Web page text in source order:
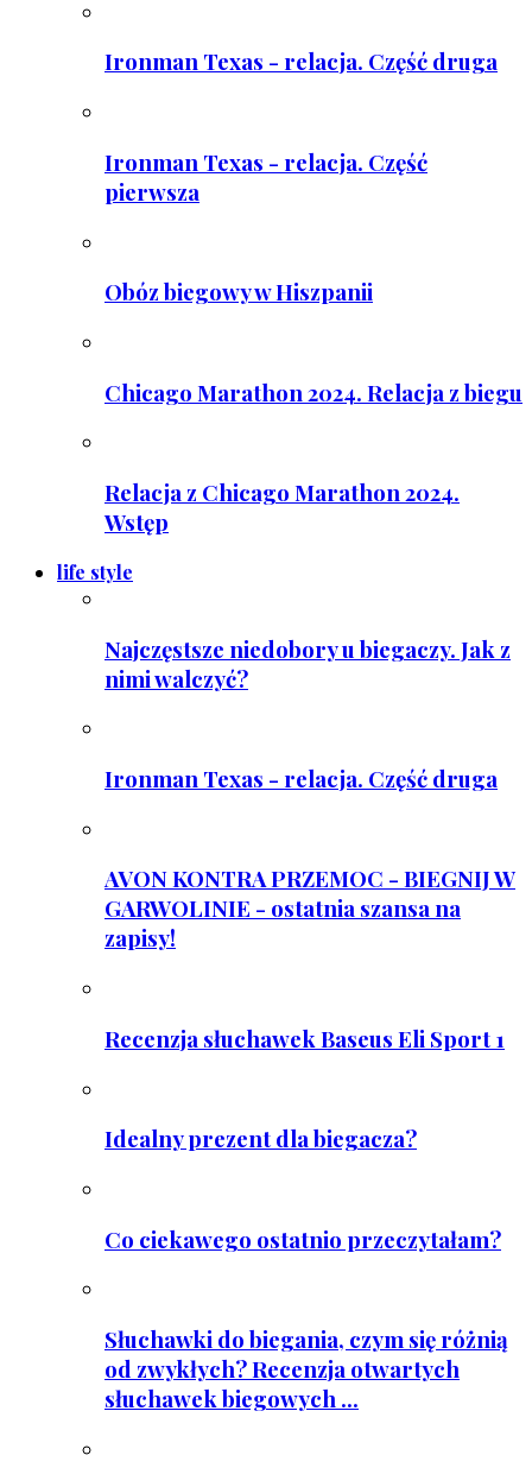
Ironman Texas - relacja. Część druga
Ironman Texas - relacja. Część
pierwsza
Obóz biegowy w Hiszpanii
Chicago Marathon 2024. Relacja z biegu
Relacja z Chicago Marathon 2024.
Wstęp
life style
Najczęstsze niedobory u biegaczy. Jak z
nimi walczyć?
Ironman Texas - relacja. Część druga
AVON KONTRA PRZEMOC - BIEGNIJ W
GARWOLINIE - ostatnia szansa na
zapisy!
Recenzja słuchawek Baseus Eli Sport 1
Idealny prezent dla biegacza?
Co ciekawego ostatnio przeczytałam?
Słuchawki do biegania, czym się różnią
od zwykłych? Recenzja otwartych
słuchawek biegowych ...